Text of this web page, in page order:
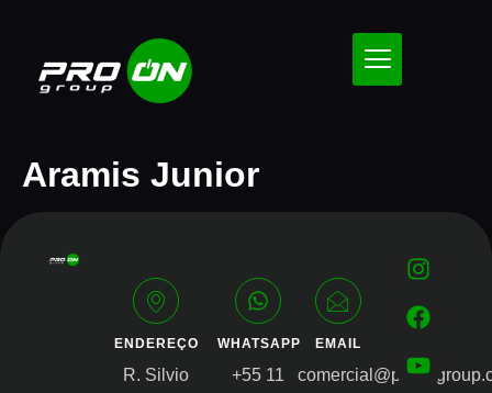
Aramis Junior
ENDEREÇO
R. Silvio
WHATSAPP
+55 11
EMAIL